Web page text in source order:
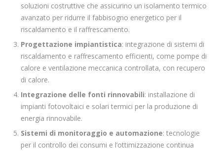
soluzioni costruttive che assicurino un isolamento termico
avanzato per ridurre il fabbisogno energetico per il
riscaldamento e il raffrescamento.
Progettazione impiantistica: integrazione di sistemi di
riscaldamento e raffrescamento efficienti, come pompe di
calore e ventilazione meccanica controllata, con recupero
di calore.
Integrazione delle fonti rinnovabili: installazione di
impianti fotovoltaici e solari termici per la produzione di
energia rinnovabile.
Sistemi di monitoraggio e automazione: tecnologie
per il controllo dei consumi e l’ottimizzazione continua